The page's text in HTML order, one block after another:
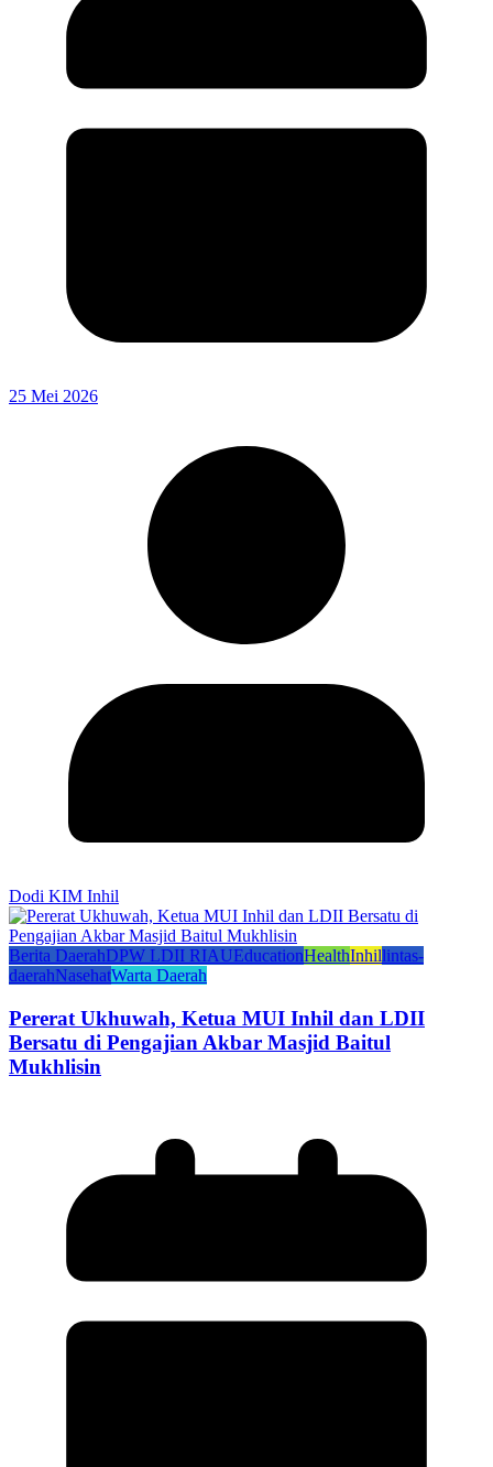
25 Mei 2026
Dodi KIM Inhil
Berita DaerahDPW LDII RIAUEducationHealthInhillintas-
daerahNasehatWarta Daerah
Pererat Ukhuwah, Ketua MUI Inhil dan LDII
Bersatu di Pengajian Akbar Masjid Baitul
Mukhlisin